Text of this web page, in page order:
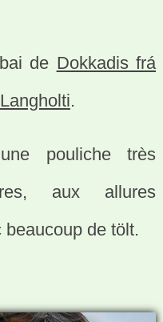
de Dokkadis frá
.
pouliche très
aux allures
de tölt.